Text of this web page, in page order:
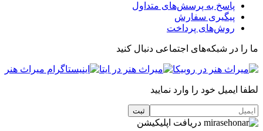
پاسخ به پرسش‌های متداول
پیگیری سفارش
روش‌های پرداخت
ما را در شبکه‌های اجتماعی دنبال کنید
لطفا ایمیل خود را وارد نمایید
دریافت اپلیکیشن